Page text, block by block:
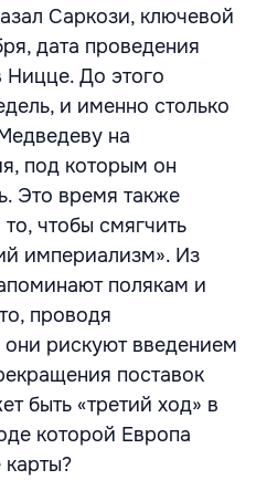
Саркози, ключевой
дата проведения
До этого
и именно столько
на
под которым он
Это время также
чтобы смягчить
империализм». Из
полякам и
проводя
рискуют введением
поставок
быть «третий ход» в
которой Европа